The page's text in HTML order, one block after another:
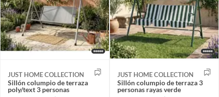
JUST HOME COLLECTION
Sillón columpio de terraza
poly/text 3 personas
JUST HOME COLLECTION
Sillón columpio de terraza 3
personas rayas verde